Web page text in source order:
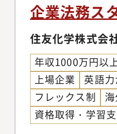
企業法務ス
住友化学株式会
年収1000万円以
上場企業
英語
フレックス制
資格取得・学習